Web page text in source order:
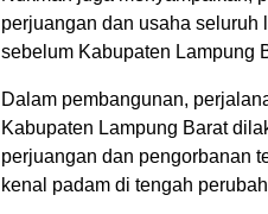
perjuangan dan usaha seluruh
sebelum Kabupaten Lampung
Dalam pembangunan,
Kabupaten Lampung Barat
perjuangan dan pengorbanan
kenal padam di tengah